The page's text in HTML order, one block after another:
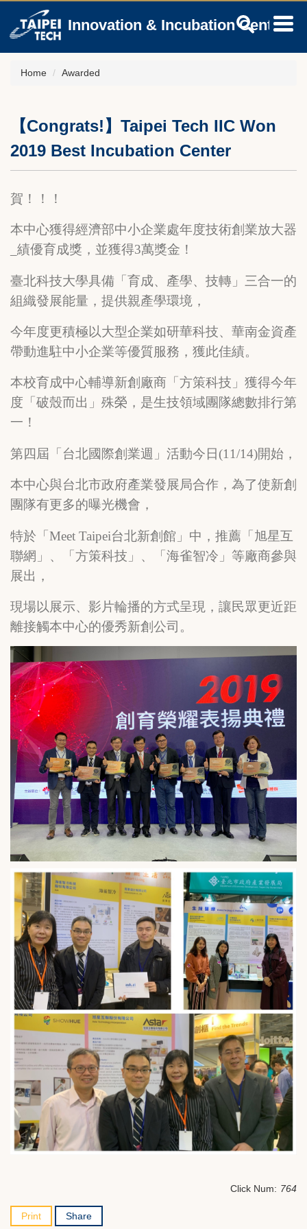
the
main
content
Innovation & Incubation Center
Home Awarded
【Congrats!】Taipei Tech IIC Won
2019 Best Incubation Center
賀！！！
本中心獲得經濟部中小企業處年度技術創業放大器
_績優育成獎，並獲得3萬獎金！
臺北科技大學具備「育成、產學、技轉」三合一的
組織發展能量，提供親產學環境，
今年度更積極以大型企業如研華科技、華南金資產
帶動進駐中小企業等優質服務，獲此佳績。
本校育成中心輔導新創廠商「方策科技」獲得今年
度「破殼而出」殊榮，是生技領域團隊總數排行第
一！
第四屆「台北國際創業週」活動今日(11/14)開始，
本中心與台北市政府產業發展局合作，為了使新創
團隊有更多的曝光機會，
特於「Meet Taipei台北新創館」中，推薦「旭星互
聯網」、「方策科技」、「海雀智冷」等廠商參與
展出，
現場以展示、影片輪播的方式呈現，讓民眾更近距
離接觸本中心的優秀新創公司。
Click Num: 764
Print Share